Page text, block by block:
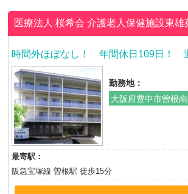
医療法人 桜希会介護老人保健施設東雄
時間外ほぼなし！ 年間休日109日！
勤務地：
大阪府豊中市曽根
最寄駅：
阪急宝塚線 曽根駅 徒歩15分